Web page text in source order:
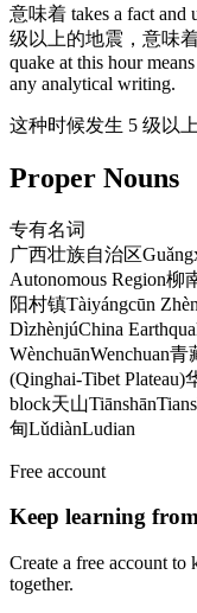
意味着 takes a fact
级以上的地震，意味
quake at this hour
any analytical writing.
这种时候发生 5 级以
Proper Nouns
专有名词
广西壮族自治区
Autonomous Region柳
阳村镇Tàiyángcūn Zhèn
DìzhènjúChina
WènchuānWenchuan青
(Qinghai-Tibet Plateau)
block天山Tiānshān
甸LǔdiànLudian
Free account
Keep learning
Create a free account to
together.